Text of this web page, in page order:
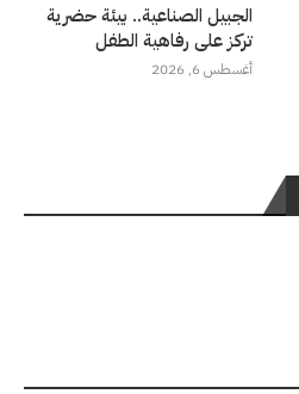
الجبيل الصناعية.. بيئة حضرية
تركز على رفاهية الطفل
أغسطس 6, 2026